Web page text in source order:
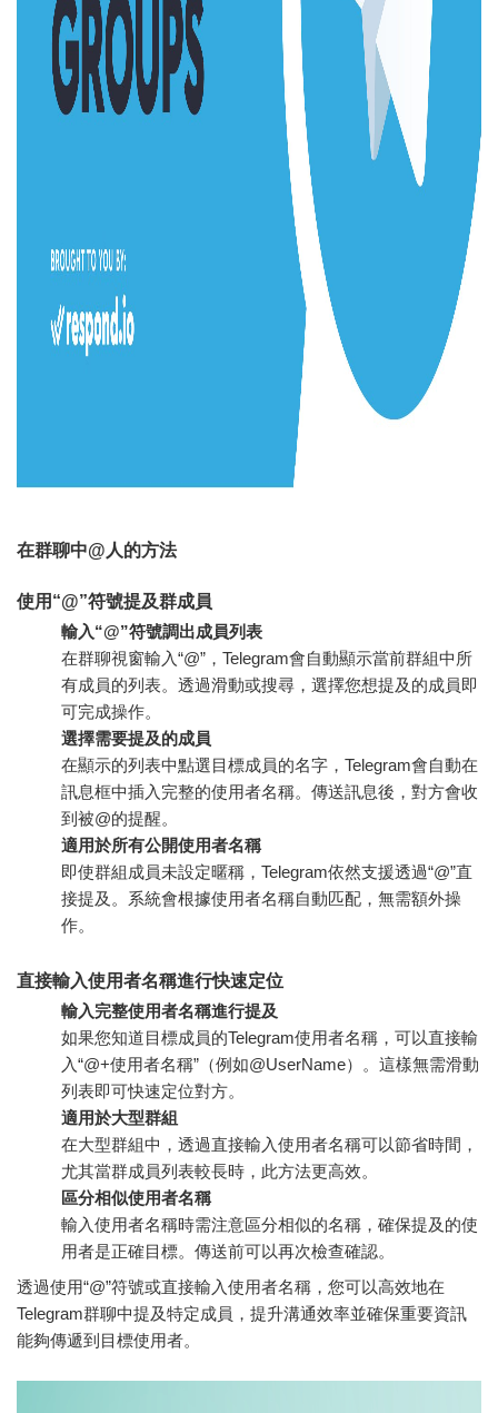
在群聊中@人的方法
使用“@”符號提及群成員
輸入“@”符號調出成員列表
在群聊視窗輸入“@”，Telegram會自動顯示當前群組中所
有成員的列表。透過滑動或搜尋，選擇您想提及的成員即
可完成操作。
選擇需要提及的成員
在顯示的列表中點選目標成員的名字，Telegram會自動在
訊息框中插入完整的使用者名稱。傳送訊息後，對方會收
到被@的提醒。
適用於所有公開使用者名稱
即使群組成員未設定暱稱，Telegram依然支援透過“@”直
接提及。系統會根據使用者名稱自動匹配，無需額外操
作。
直接輸入使用者名稱進行快速定位
輸入完整使用者名稱進行提及
如果您知道目標成員的Telegram使用者名稱，可以直接輸
入“@+使用者名稱”（例如@UserName）。這樣無需滑動
列表即可快速定位對方。
適用於大型群組
在大型群組中，透過直接輸入使用者名稱可以節省時間，
尤其當群成員列表較長時，此方法更高效。
區分相似使用者名稱
輸入使用者名稱時需注意區分相似的名稱，確保提及的使
用者是正確目標。傳送前可以再次檢查確認。
透過使用“@”符號或直接輸入使用者名稱，您可以高效地在
Telegram群聊中提及特定成員，提升溝通效率並確保重要資訊
能夠傳遞到目標使用者。